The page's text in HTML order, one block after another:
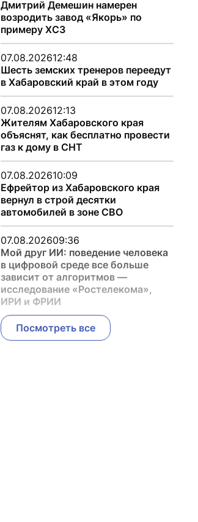
Дмитрий Демешин намерен
возродить завод «Якорь» по
примеру ХСЗ
07.08.202612:48
Шесть земских тренеров переедут
в Хабаровский край в этом году
07.08.202612:13
Жителям Хабаровского края
объяснят, как бесплатно провести
газ к дому в СНТ
07.08.202610:09
Ефрейтор из Хабаровского края
вернул в строй десятки
автомобилей в зоне СВО
07.08.202609:36
Мой друг ИИ: поведение человека
в цифровой среде все больше
зависит от алгоритмов —
исследование «Ростелекома»,
ИРИ и ФРИИ
Посмотреть все